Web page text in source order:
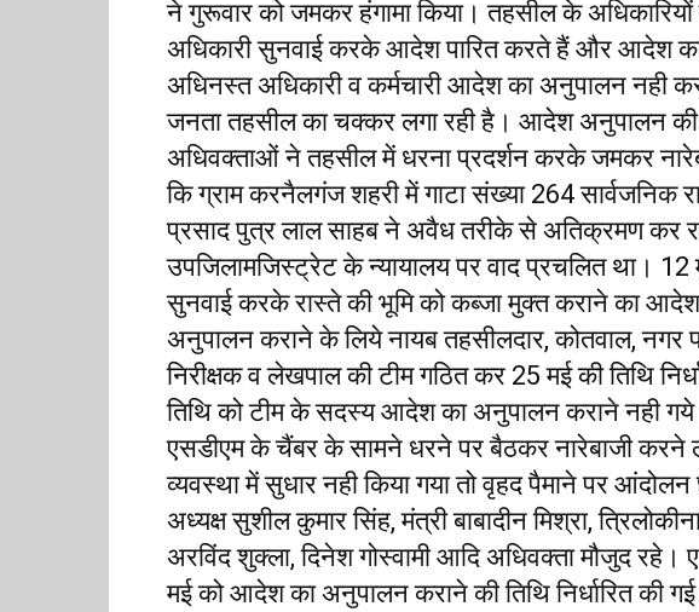
ने गुरूवार को जमकर हंगामा किया। तहसील के अधिकारियों
अधिकारी सुनवाई करके आदेश पारित करते हैं और आदेश
अधिनस्त अधिकारी व कर्मचारी आदेश का अनुपालन नही
जनता तहसील का चक्कर लगा रही है। आदेश अनुपालन की
अधिवक्ताओं ने तहसील में धरना प्रदर्शन करके जमकर
कि ग्राम करनैलगंज शहरी में गाटा संख्या 264 सार्वजनिक
प्रसाद पुत्र लाल साहब ने अवैध तरीके से अतिक्रमण कर
उपजिलामजिस्ट्रेट के न्यायालय पर वाद प्रचलित था।
सुनवाई करके रास्ते की भूमि को कब्जा मुक्त कराने का
अनुपालन कराने के लिये नायब तहसीलदार, कोतवाल, नगर
निरीक्षक व लेखपाल की टीम गठित कर 25 मई की तिथि
तिथि को टीम के सदस्य आदेश का अनुपालन कराने नही
एसडीएम के चैंबर के सामने धरने पर बैठकर नारेबाजी
व्यवस्था में सुधार नही किया गया तो वृहद पैमाने पर
अध्यक्ष सुशील कुमार सिंह, मंत्री बाबादीन मिश्रा,
अरविंद शुक्ला, दिनेश गोस्वामी आदि अधिवक्ता मौजुद रहे।
मई को आदेश का अनुपालन कराने की तिथि निर्धारित की